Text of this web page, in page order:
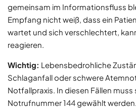
gemeinsam im Informationsfluss
Empfang nicht weiß, dass ein
wartet und sich verschlechtert,
reagieren.
Wichtig: Lebensbedrohliche
Schlaganfall oder schwere
Notfallpraxis. In diesen Fällen
Notrufnummer 144 gewählt